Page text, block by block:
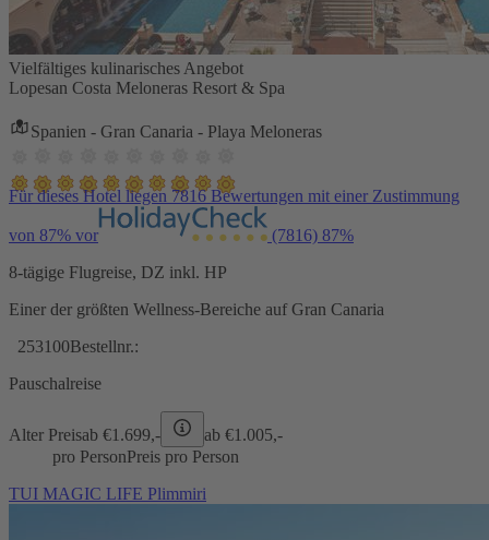
Vielfältiges kulinarisches Angebot
Lopesan Costa Meloneras Resort & Spa
Spanien - Gran Canaria - Playa Meloneras
Für dieses Hotel liegen 7816 Bewertungen mit einer Zustimmung
von 87% vor (7816) 87%
8-tägige Flugreise, DZ inkl. HP
Einer der größten Wellness-Bereiche auf Gran Canaria
253100Bestellnr.:
Pauschalreise
Alter Preisab €1.699,- ab €1.005,-
pro PersonPreis pro Person
TUI MAGIC LIFE Plimmiri